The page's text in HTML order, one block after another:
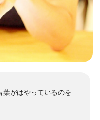
葉がはやっているのを